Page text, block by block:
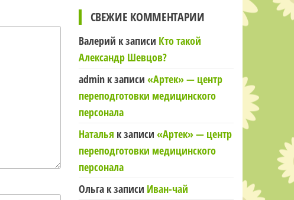
СВЕЖИЕ КОММЕНТАРИИ
Валерий к записи Кто такой
Александр Шевцов?
adminк записи «Артек» — центр
переподготовки медицинского
персонала
Наталья к записи «Артек» — центр
переподготовки медицинского
персонала
Ольгак записи Иван-чай